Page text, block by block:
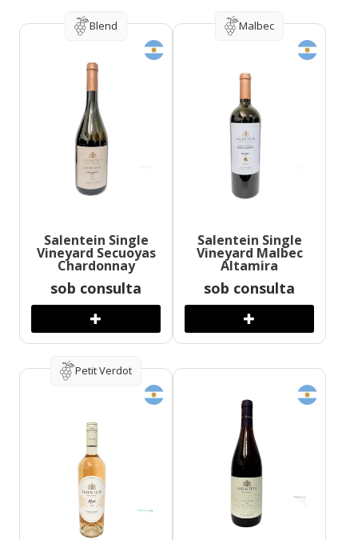
Blend
Salentein Single
Vineyard Secuoyas
Chardonnay
sob consulta
Malbec
Salentein Single
Vineyard Malbec
Altamira
sob consulta
Petit Verdot